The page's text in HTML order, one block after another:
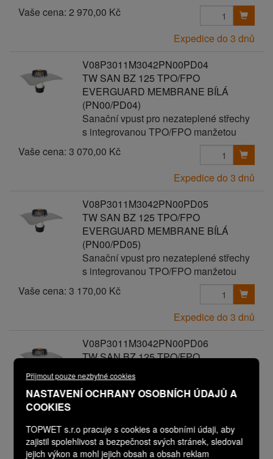
Přijmout pouze nezbytné cookies
NASTAVENÍ OCHRANY OSOBNÍCH ÚDAJŮ A
COOKIES
TOPWET s.r.o pracuje s cookies a osobními údaji, aby
zajistil spolehlivost a bezpečnost svých stránek, sledoval
jejich výkon a mohl jejich obsah a obsah reklam
Vaše cena: 2 970,00 Kč
Expedice do 3 dnů
V08P3011M3042PN00PD04
TW SAN BZ 125 TPO/FPO
EVERGUARD MEMBRANE BÍLÁ
(PN00/PD04)
Sanační vpust pro nezateplené střechy
s integrovanou TPO/FPO manžetou
Vaše cena: 3 070,00 Kč
Expedice do 3 dnů
V08P3011M3042PN00PD05
TW SAN BZ 125 TPO/FPO
EVERGUARD MEMBRANE BÍLÁ
(PN00/PD05)
Sanační vpust pro nezateplené střechy
s integrovanou TPO/FPO manžetou
Vaše cena: 3 170,00 Kč
Expedice do 3 dnů
V08P3011M3042PN00PD06
TW SAN BZ 125 TPO/FPO
EVERGUARD MEMBRANE BÍLÁ
(PN00/PD06)
Sanační vpust pro nezateplené střechy
Vaše cena:3 270,00 Kč